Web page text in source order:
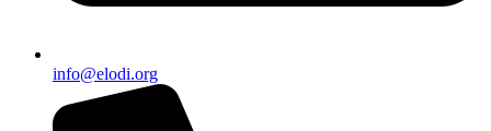
info@elodi.org